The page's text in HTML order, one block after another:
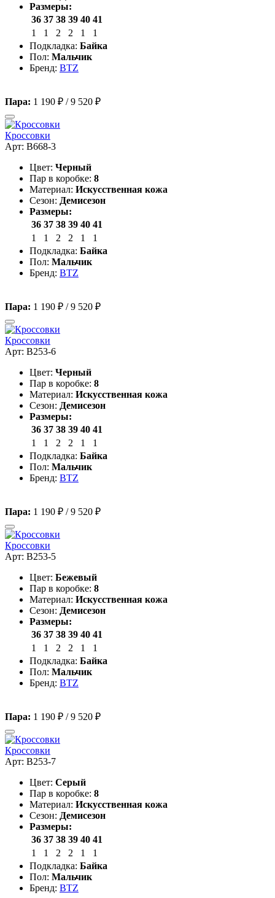
Размеры:
36 37 38 39 40 41
1
1 2 2 1
1
Подкладка: Байка
Пол: Мальчик
Бренд: BTZ
Пара: 1 190 ₽ /9 520 ₽
Кроссовки
Арт: B668-3
Цвет: Черный
Пар в коробке: 8
Материал: Искусственная кожа
Сезон: Демисезон
Размеры:
36 37 38 39 40 41
1
1 2 2 1
1
Подкладка: Байка
Пол: Мальчик
Бренд: BTZ
Пара: 1 190 ₽ /9 520 ₽
Кроссовки
Арт: B253-6
Цвет: Черный
Пар в коробке: 8
Материал: Искусственная кожа
Сезон: Демисезон
Размеры:
36 37 38 39 40 41
1
1 2 2 1
1
Подкладка: Байка
Пол: Мальчик
Бренд: BTZ
Пара: 1 190 ₽ /9 520 ₽
Кроссовки
Арт: B253-5
Цвет: Бежевый
Пар в коробке: 8
Материал: Искусственная кожа
Сезон: Демисезон
Размеры:
36 37 38 39 40 41
1
1 2 2 1
1
Подкладка: Байка
Пол: Мальчик
Бренд: BTZ
Пара: 1 190 ₽ /9 520 ₽
Кроссовки
Арт: B253-7
Цвет: Серый
Пар в коробке: 8
Материал: Искусственная кожа
Сезон: Демисезон
Размеры:
36 37 38 39 40 41
1
1 2 2 1
1
Подкладка: Байка
Пол: Мальчик
Бренд: BTZ